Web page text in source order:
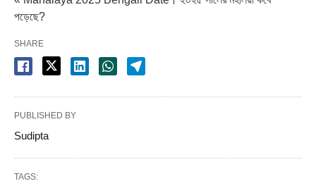
পড়েছে?
SHARE
PUBLISHED BY
Sudipta
TAGS: